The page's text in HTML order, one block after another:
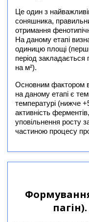
Це один з
соняшника,
отримання
На даному етапі
одиницю площі
період закладається
на м²).
Основним фактором
на даному етапі є
температурі (нижче
активність
уповільнення росту
частиною процесу